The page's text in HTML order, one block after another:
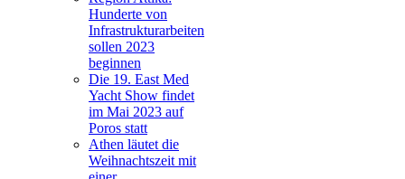
Hunderte von
Infrastrukturarbeiten
sollen 2023
beginnen
Die 19. East Med
Yacht Show findet
im Mai 2023 auf
Poros statt
Athen läutet die
Weihnachtszeit mit